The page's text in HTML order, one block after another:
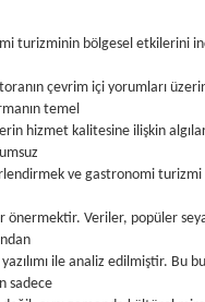
turizminin bölgesel etkilerini
çevrim içi yorumları
temel
hizmet kalitesine ilişkin
ve gastronomi turizmi
önermektir. Veriler, popüler
ile analiz edilmiştir. Bu
sadece